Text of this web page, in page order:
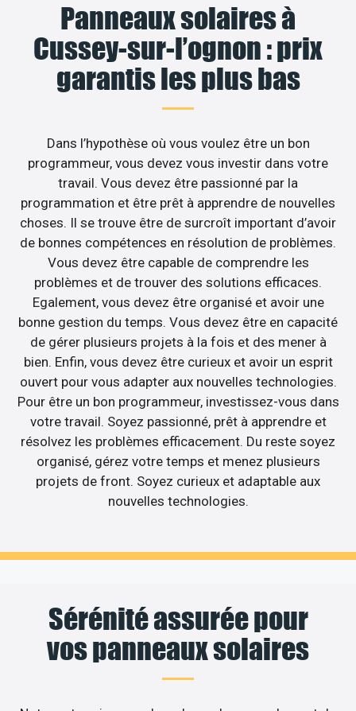
Panneaux solaires à
Cussey-sur-l’ognon : prix
garantis les plus bas
Dans l’hypothèse où vous voulez être un bon
programmeur, vous devez vous investir dans votre
travail. Vous devez être passionné par la
programmation et être prêt à apprendre de nouvelles
choses. Il se trouve être de surcroît important d’avoir
de bonnes compétences en résolution de problèmes.
Vous devez être capable de comprendre les
problèmes et de trouver des solutions efficaces.
Egalement, vous devez être organisé et avoir une
bonne gestion du temps. Vous devez être en capacité
de gérer plusieurs projets à la fois et des mener à
bien. Enfin, vous devez être curieux et avoir un esprit
ouvert pour vous adapter aux nouvelles technologies.
Pour être un bon programmeur, investissez-vous dans
votre travail. Soyez passionné, prêt à apprendre et
résolvez les problèmes efficacement. Du reste soyez
organisé, gérez votre temps et menez plusieurs
projets de front. Soyez curieux et adaptable aux
nouvelles technologies.
Sérénité assurée pour
vos panneaux solaires